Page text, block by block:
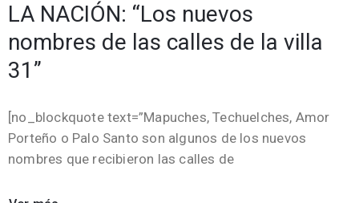
LA NACIÓN: “Los nuevos
nombres de las calles de la villa
31”
[no_blockquote text=”Mapuches, Techuelches, Amor
Porteño o Palo Santo son algunos de los nuevos
nombres que recibieron las calles de